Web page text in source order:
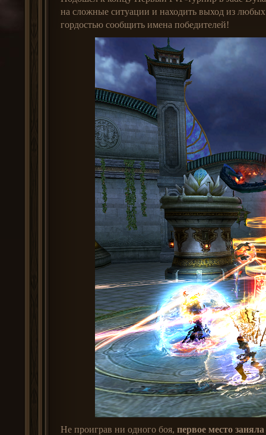
на сложные ситуации и находить выход из
гордостью сообщить имена победителей!
Не проиграв ни одного боя, первое место